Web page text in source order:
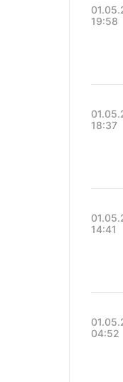
19:58
18:37
14:41
04:52